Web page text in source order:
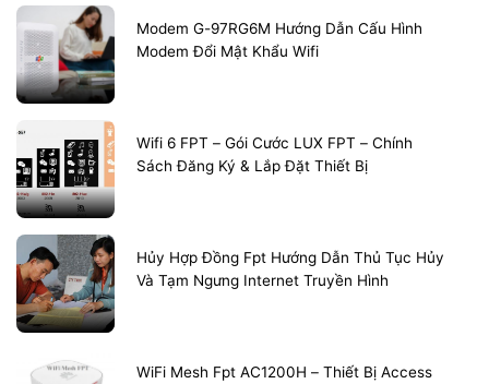
Modem G-97RG6M Hướng Dẫn Cấu Hình
Modem Đổi Mật Khẩu Wifi
Wifi 6 FPT – Gói Cước LUX FPT – Chính
Sách Đăng Ký & Lắp Đặt Thiết Bị
Hủy Hợp Đồng Fpt Hướng Dẫn Thủ Tục Hủy
Và Tạm Ngưng Internet Truyền Hình
WiFi Mesh Fpt AC1200H – Thiết Bị Access